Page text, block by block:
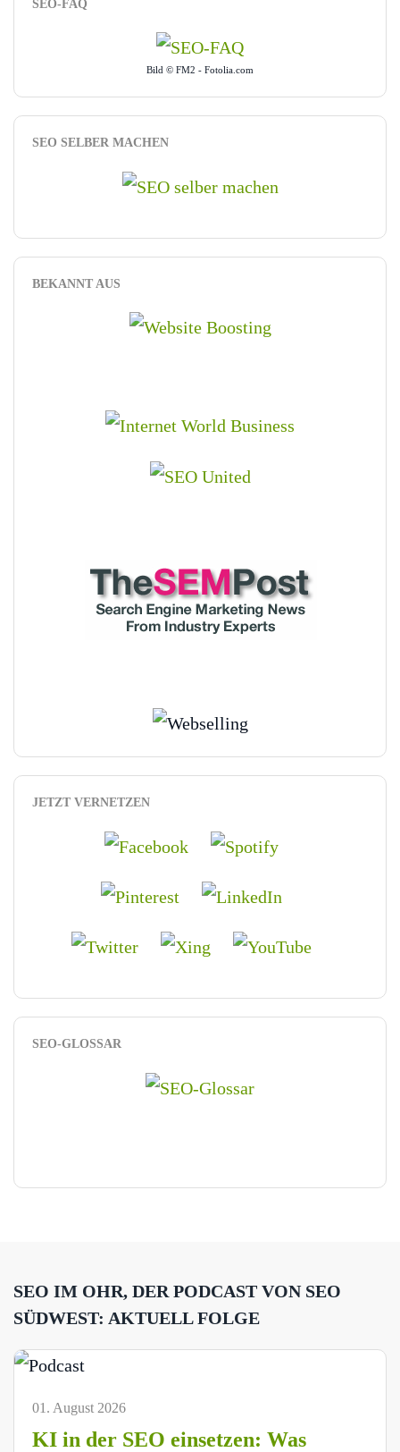
SEO-FAQ
Bild © FM2 - Fotolia.com
SEO SELBER MACHEN
BEKANNT AUS
JETZT VERNETZEN
SEO-GLOSSAR
SEO IM OHR, DER PODCAST VON SEO
SÜDWEST: AKTUELL FOLGE
01. August 2026
KI in der SEO einsetzen: Was